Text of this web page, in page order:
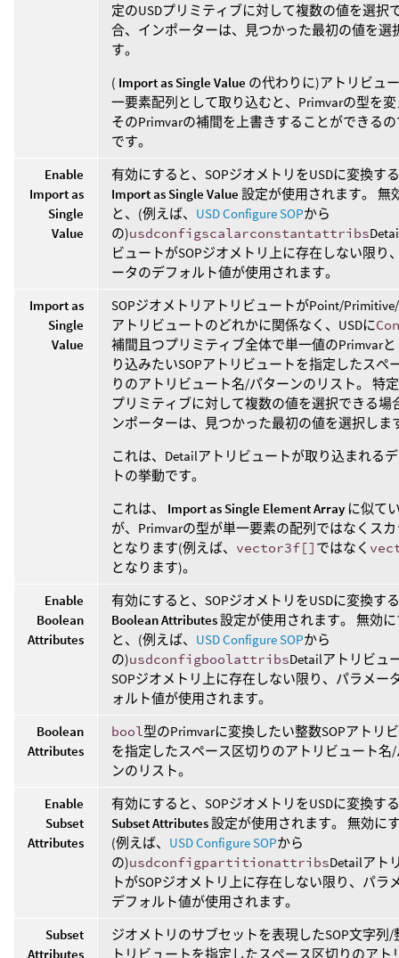
定のUSDプリミティブに対して複数の値を選択
合、インポーターは、見つかった最初の値を選
す。
( Import as Single Value の代わりに)アトリビュ
一要素配列として取り込むと、Primvarの型を
そのPrimvarの補間を上書きすることができる
です。
Enable
Import as
Single
Value
有効にすると、SOPジオメトリをUSDに変換す
Import as Single Value 設定が使用されます。 無
と、(例えば、 USD Configure SOPから
の)usdconfigscalarconstantattribs
ビュートがSOPジオメトリ上に存在しない限り
ータのデフォルト値が使用されます。
Import as
Single
Value
SOPジオメトリアトリビュートがPoint/
アトリビュートのどれかに関係なく、USDに
補間且つプリミティブ全体で単一値のPrimvar
り込みたいSOPアトリビュートを指定したスペ
りのアトリビュート名/パターンのリスト。 特
プリミティブに対して複数の値を選択できる場
ンポーターは、見つかった最初の値を選択しま
これは、Detailアトリビュートが取り込まれる
トの挙動です。
これは、 Import as Single Element Array に似て
が、Primvarの型が単一要素の配列ではなくス
となります(例えば、 vector3f[] ではなく
となります)。
Enable
Boolean
Attributes
有効にすると、SOPジオメトリをUSDに変換す
Boolean Attributes設定が使用されます。 無効
と、(例えば、 USD Configure SOPから
の)usdconfigboolattribsDetailアトリビュ
SOPジオメトリ上に存在しない限り、パラメー
ォルト値が使用されます。
Boolean
Attributes
bool型のPrimvarに変換したい整数SOPアトリ
を指定したスペース区切りのアトリビュート名
ンのリスト。
Enable
Subset
Attributes
有効にすると、SOPジオメトリをUSDに変換す
Subset Attributes設定が使用されます。 無効に
(例えば、 USD Configure SOPから
の)usdconfigpartitionattribsDetailアト
トがSOPジオメトリ上に存在しない限り、パラ
デフォルト値が使用されます。
Subset
Attributes
ジオメトリのサブセットを表現したSOP文字列/
トリビュートを指定したスペース区切りのアト